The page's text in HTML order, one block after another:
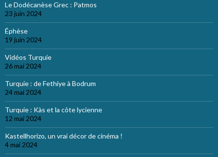
Le Dodécanèse Grec : Patmos
23 juin 2024
Éphèse
19 juin 2024
Vidéos Turquie
26 mai 2024
Turquie : de Fethiye à Bodrum
24 mai 2024
Turquie : Kàs et la côte lycienne
12 mai 2024
Kastellhorizo, un vrai décor de cinéma !
4 mai 2024